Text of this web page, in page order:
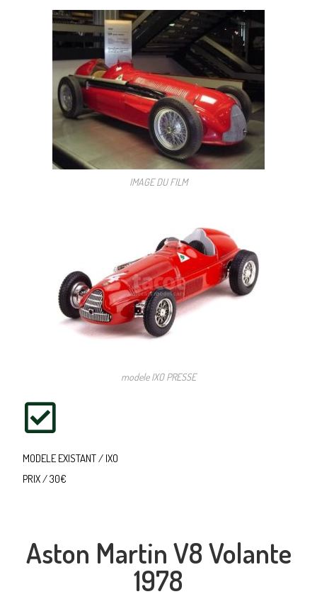
IMAGE DU FILM
modele IXO PRESSE
MODELE EXISTANT / IXO
PRIX / 30€
Aston Martin V8 Volante
1978